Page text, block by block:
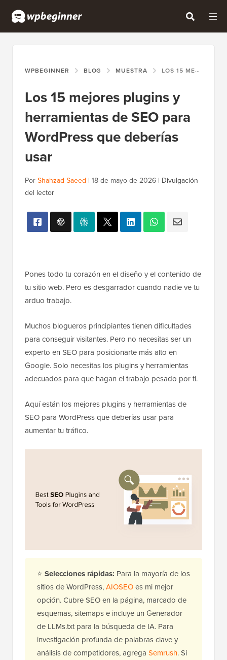
WPBEGINNER BLOG MUESTRA LOS 15 MEJORES PLUGINS Y HERRAMIENTAS DE SEO PARA WORDPRESS QUE DEBERÍAS USAR
Los 15 mejores plugins y
herramientas de SEO para
WordPress que deberías
usar
PorShahzad Saeed | 18 de mayo de 2026 | Divulgación
del lector
Pones todo tu corazón en el diseño y el contenido de
tu sitio web. Pero es desgarrador cuando nadie ve tu
arduo trabajo.
Muchos blogueros principiantes tienen dificultades
para conseguir visitantes. Pero no necesitas ser un
experto en SEO para posicionarte más alto en
Google. Solo necesitas los plugins y herramientas
adecuados para que hagan el trabajo pesado por ti.
Aquí están los mejores plugins y herramientas de
SEO para WordPress que deberías usar para
aumentar tu tráfico.
⭐ Selecciones rápidas: Para la mayoría de los
sitios de WordPress,AIOSEOes mi mejor
opción. Cubre SEO en la página, marcado de
esquemas, sitemaps e incluye un Generador
de LLMs.txt para la búsqueda de IA. Para
investigación profunda de palabras clave y
análisis de competidores, agrega Semrush. Si